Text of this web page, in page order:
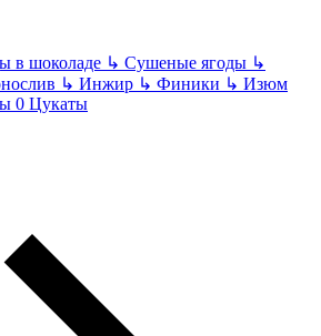
в шоколаде ↳ Сушеные ягоды ↳
↳ Инжир ↳ Финики ↳ Изюм
Цукаты